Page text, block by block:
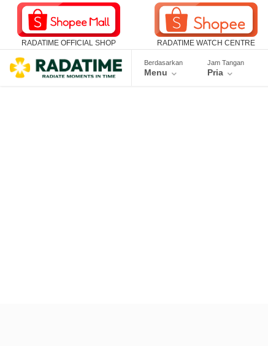
RADATIME OFFICIAL SHOP RADATIME WATCH CENTRE
Berdasarkan
Menu
Jam Tangan
Pria